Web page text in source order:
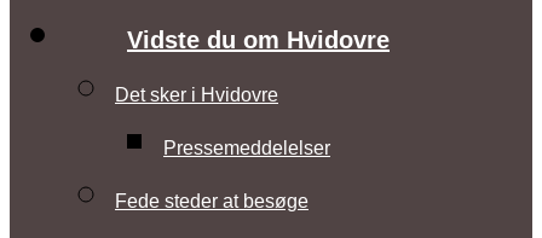
Vidste du om Hvidovre
Det sker i Hvidovre
Pressemeddelelser
Fede steder at besøge